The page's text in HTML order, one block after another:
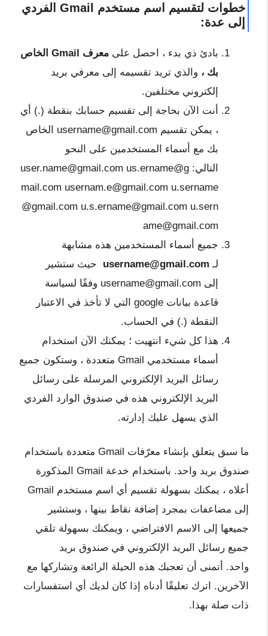
خطوات لتقسيم اسم مستخدم Gmail الفردي
إلى عدة:
بادئ ذي بدء ، احصل على
معرف Gmail الخاص
بك ، والذي تريد تقسيمه إلى معرفي بريد
إلكتروني مختلفين.
أنت الآن بحاجة إلى تقسيم حسابك بنقطة (.) أي
، يمكن تقسيم username@gmail.com الخاص
بك مع أسماء المستخدمين على النحو
التالي:
user.name@gmail.com us.ername@g
mail.com usernam.e@gmail.com u.sername
@gmail.com u.s.ername@gmail.com u.sern
ame@gmail.com
جميع أسماء المستخدمين هذه مشابهة
لـ username@gmail.com
حيث ستشير
إلى username@gmail.com وفقًا لسياسة
قاعدة بيانات google التي لا تأخذ في الاعتبار
النقطة (.) في الحساب.
هذا كل شيء انتهيت ؛ يمكنك الآن استخدام
أسماء مستخدمي Gmail متعددة ، وستكون جميع
رسائل البريد الإلكتروني المرسلة على رسائل
البريد الإلكتروني هذه في صندوق الوارد الفردي
الذي يسهل عليك إدارته.
ما سبق يتعلق بإنشاء معرّفات Gmail متعددة باستخدام
صندوق بريد واحد. باستخدام خدعة Gmail المذكورة
أعلاه ، يمكنك بسهولة تقسيم أي اسم مستخدم Gmail
إلى مضاعفات بمجرد إضافة نقاط بينها ، وستشير
جميعها إلى الاسم الافتراضي ، ويمكنك بسهولة تلقي
جميع رسائل البريد الإلكتروني في صندوق بريد
واحد. أتمنى أن تعجبك هذه الحيلة الرائعة وتشاركها مع
الآخرين. اترك تعليقًا أدناه إذا كان لديك أي استفسارات
ذات صلة بهذا.